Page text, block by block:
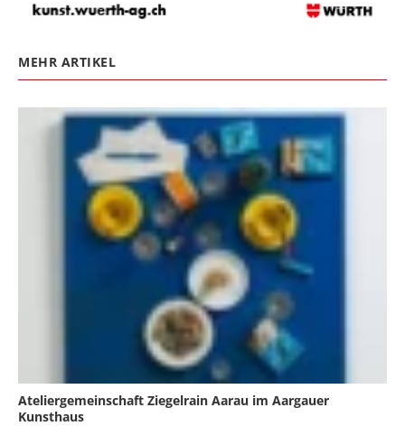
MEHR ARTIKEL
Ateliergemeinschaft Ziegelrain Aarau im Aargauer
Kunsthaus